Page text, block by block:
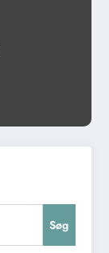
Søg